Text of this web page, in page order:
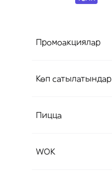
Промоакциялар
Көп сатылатындар
Пицца
WOK